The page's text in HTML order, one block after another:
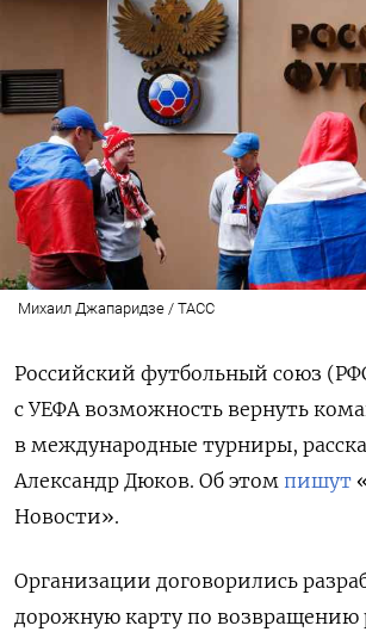
Михаил Джапаридзе / ТАСС
Российский футбольный союз
с УЕФА возможность вернуть
в международные турниры,
Александр Дюков. Об этом пишут
Новости».
Организации договорились
дорожную карту по возвращению